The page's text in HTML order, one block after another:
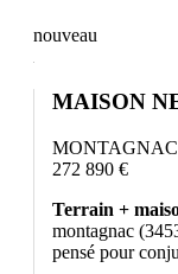
nouveau
MAISON
MONTAGNAC
272 890 €
Terrain +
montagnac
pensé pour